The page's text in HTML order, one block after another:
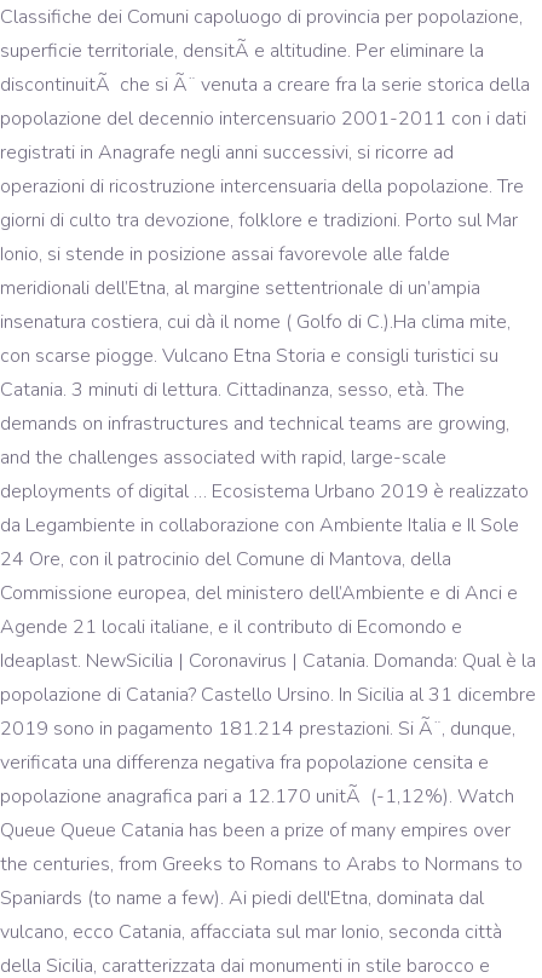
Classifiche dei Comuni capoluogo di provincia per popolazione,
superficie territoriale, densitÃ e altitudine. Per eliminare la
discontinuitÃ che si Ã¨ venuta a creare fra la serie storica della
popolazione del decennio intercensuario 2001-2011 con i dati
registrati in Anagrafe negli anni successivi, si ricorre ad
operazioni di ricostruzione intercensuaria della popolazione. Tre
giorni di culto tra devozione, folklore e tradizioni. Porto sul Mar
Ionio, si stende in posizione assai favorevole alle falde
meridionali dell’Etna, al margine settentrionale di un’ampia
insenatura costiera, cui dà il nome ( Golfo di C.).Ha clima mite,
con scarse piogge. Vulcano Etna Storia e consigli turistici su
Catania. 3 minuti di lettura. Cittadinanza, sesso, età. The
demands on infrastructures and technical teams are growing,
and the challenges associated with rapid, large-scale
deployments of digital … Ecosistema Urbano 2019 è realizzato
da Legambiente in collaborazione con Ambiente Italia e Il Sole
24 Ore, con il patrocinio del Comune di Mantova, della
Commissione europea, del ministero dell’Ambiente e di Anci e
Agende 21 locali italiane, e il contributo di Ecomondo e
Ideaplast. NewSicilia | Coronavirus | Catania. Domanda: Qual è la
popolazione di Catania? Castello Ursino. In Sicilia al 31 dicembre
2019 sono in pagamento 181.214 prestazioni. Si Ã¨, dunque,
verificata una differenza negativa fra popolazione censita e
popolazione anagrafica pari a 12.170 unitÃ (-1,12%). Watch
Queue Queue Catania has been a prize of many empires over
the centuries, from Greeks to Romans to Arabs to Normans to
Spaniards (to name a few). Ai piedi dell'Etna, dominata dal
vulcano, ecco Catania, affacciata sul mar Ionio, seconda città
della Sicilia, caratterizzata dai monumenti in stile barocco e